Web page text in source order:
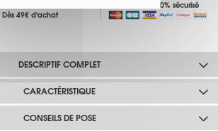
Dès 49€ d'achat
Paiement 100% sécurisé
DESCRIPTIF COMPLET
CARACTÉRISTIQUE
CONSEILS DE POSE